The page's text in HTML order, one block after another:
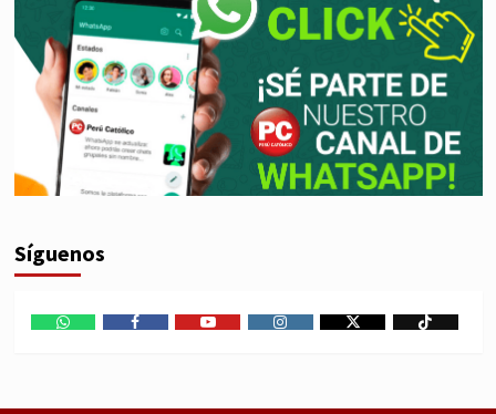
Síguenos